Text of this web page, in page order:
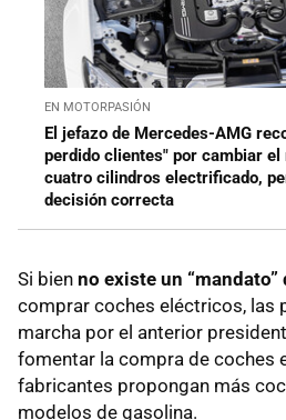
EN MOTORPASIÓN
El jefazo de Mercedes-AMG
perdido clientes" por cambiar
cuatro cilindros electrificado,
decisión correcta
Si bien no existe un “mandato”
comprar coches eléctricos, las
marcha por el anterior
fomentar la compra de coches
fabricantes propongan más
modelos de gasolina.